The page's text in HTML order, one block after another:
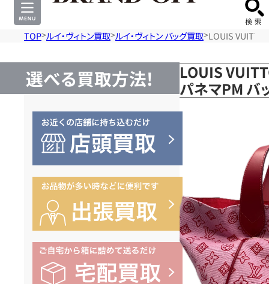
TOP ルイ・ヴィトン買取 ルイ・ヴィトン バッグ買取 LOUIS
選べる買取方法!
LOUIS
パネマPM バ